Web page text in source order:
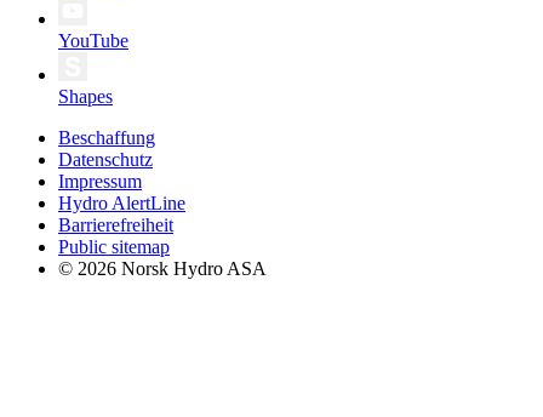
YouTube
Shapes
Beschaffung
Datenschutz
Impressum
Hydro AlertLine
Barrierefreiheit
Public sitemap
© 2026 Norsk Hydro ASA